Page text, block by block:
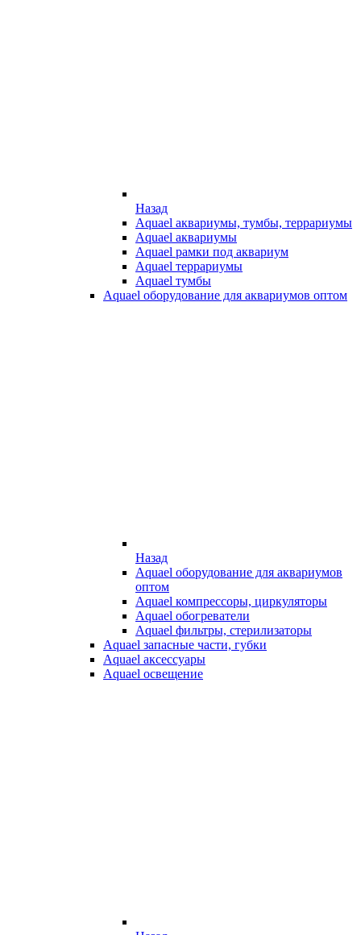
Назад
Aquael аквариумы, тумбы, террариумы
Aquael аквариумы
Aquael рамки под аквариум
Aquael террариумы
Aquael тумбы
Aquael оборудование для аквариумов оптом
Назад
Aquael оборудование для аквариумов
оптом
Aquael компрессоры, циркуляторы
Aquael обогреватели
Aquael фильтры, стерилизаторы
Aquael запасные части, губки
Aquael аксессуары
Aquael освещение